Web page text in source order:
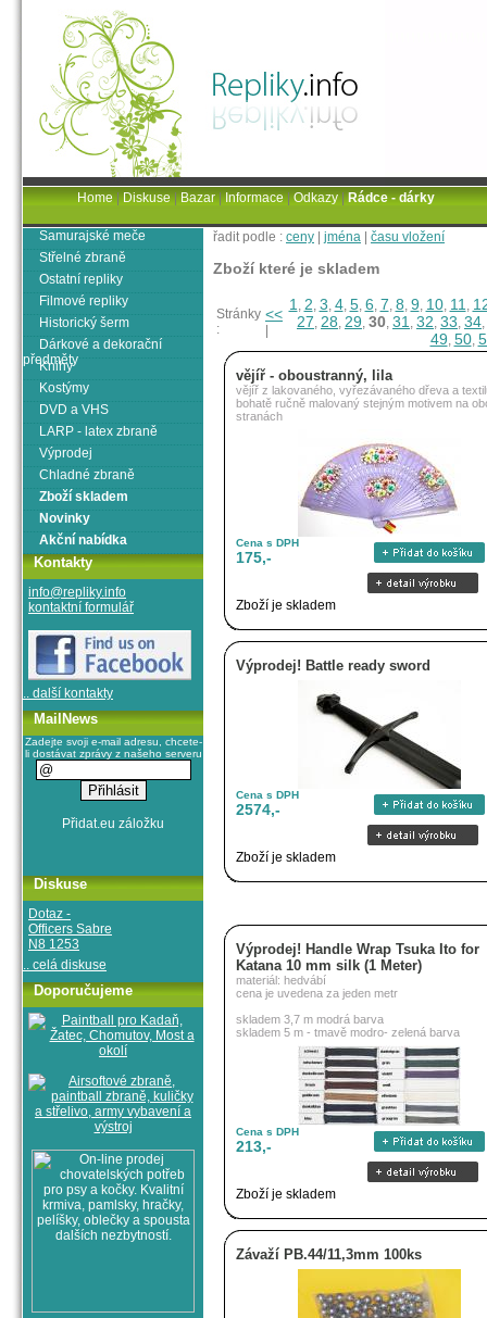
řadit podle : ceny jména času vložení
Zboží které je skladem
Stránky
:
<<
1, 2, 3, 4, 5, 6, 7, 8, 9, 10, 11,
27, 28, 29, 30, 31 , 32, 33, 34,
49, 50,
vějíř - oboustranný, lila
vějíř z lakovaného, vyřezávaného dřeva a
bohatě ručně malovaný stejným motivem na
stranách
Cena s DPH
175,-
Zboží je skladem
Výprodej! Battle ready sword
Cena s DPH
2574,-
Zboží je skladem
Výprodej! Handle Wrap Tsuka Ito for
Katana 10 mm silk (1 Meter)
materiál: hedvábí
cena je uvedena za jeden metr
skladem 3,7 m modrá barva
skladem 5 m - tmavě modro- zelená barva
Cena s DPH
213,-
Zboží je skladem
Závaží PB.44/11,3mm 100ks
Samurajské meče
Střelné zbraně
Ostatní repliky
Filmové repliky
Historický šerm
Dárkové a dekorační
předměty
Knihy
Kostýmy
DVD a VHS
LARP - latex zbraně
Výprodej
Chladné zbraně
Zboží skladem
Novinky
Akční nabídka
Kontakty
info@repliky.info
kontaktní formulář
.. další kontakty
MailNews
Zadejte svoji e-mail adresu, chcete-
li dostávat zprávy z našeho serveru
Diskuse
Dotaz -
Officers Sabre
N8 1253
.. celá diskuse
Doporučujeme
Home|Diskuse|Bazar|Informace|Odkazy|Rádce - dárky